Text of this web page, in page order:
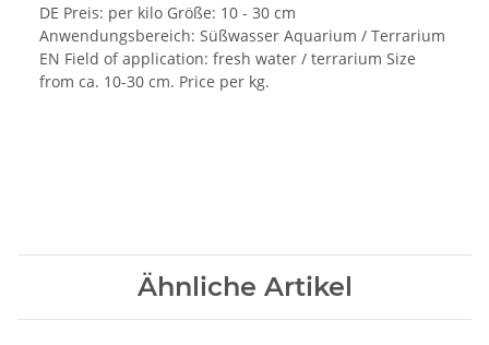
DE Preis: per kilo Größe: 10 - 30 cm
Anwendungsbereich: Süßwasser Aquarium / Terrarium
EN Field of application: fresh water / terrarium Size
from ca. 10-30 cm. Price per kg.
Ähnliche Artikel